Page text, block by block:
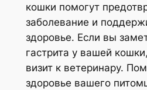
кошки помогут
заболевание и
здоровье. Если вы
гастрита у вашей
визит к ветеринару.
здоровье вашего